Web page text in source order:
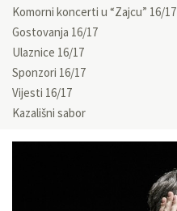
Komorni koncerti u “Zajcu” 16/17
Gostovanja 16/17
Ulaznice 16/17
Sponzori 16/17
Vijesti 16/17
Kazališni sabor